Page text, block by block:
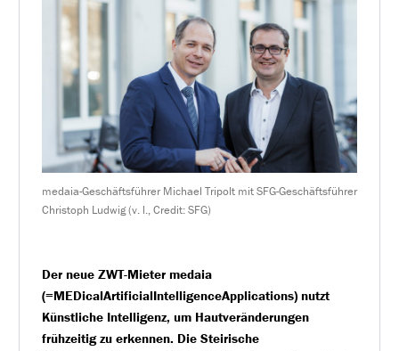
medaia-Geschäftsführer Michael Tripolt mit SFG-Geschäftsführer
Christoph Ludwig (v. l., Credit: SFG)
Der neue ZWT-Mieter medaia
(=MEDicalArtificialIntelligenceApplications) nutzt
Künstliche Intelligenz, um Hautveränderungen
frühzeitig zu erkennen. Die Steirische